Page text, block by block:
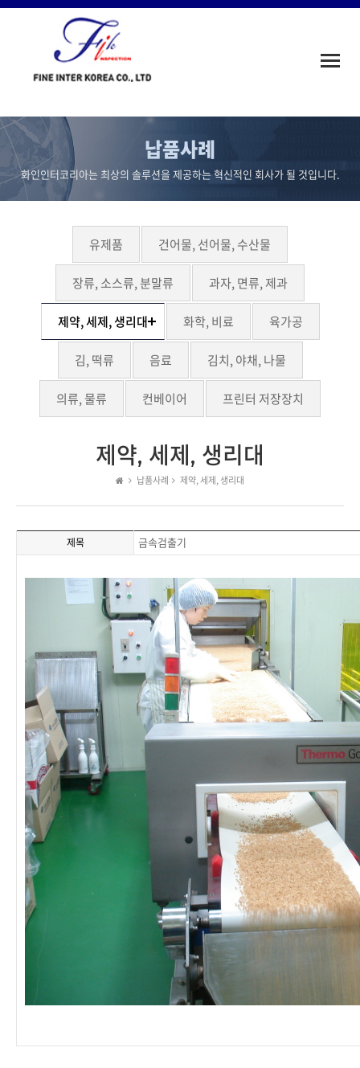
Toggle
납품사례
화인인터코리아는 최상의 솔루션을 제공하는 혁신적인 회사가 될 것입니다.
유제품 건어물, 선어물, 수산물
장류, 소스류, 분말류 과자, 면류, 제과
제약, 세제, 생리대 화학, 비료 육가공
김, 떡류 음료 김치, 야채, 나물
의류, 물류 컨베이어 프린터 저장장치
제약, 세제, 생리대
납품사례 제약, 세제, 생리대
제목 금속검출기